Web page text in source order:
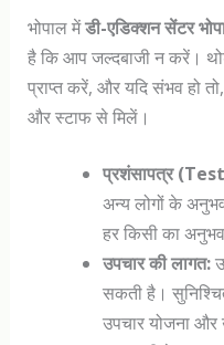
भोपाल मेंडी-एडिक्शन सेंटर
है कि आप जल्दबाजी न करें।
प्राप्त करें, और यदि संभव हो
और स्टाफ से मिलें।
प्रशंसापत्र
अन्य लोगों के
हर किसी का
उपचार की लागत:
सकती है।
उपचार योजना